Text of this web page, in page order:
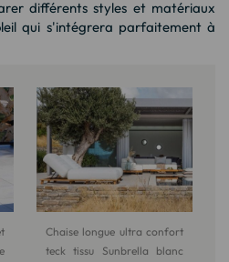
différents styles et matériaux
qui s'intégrera parfaitement à
Chaise longue ultra confort
teck tissu Sunbrella blanc